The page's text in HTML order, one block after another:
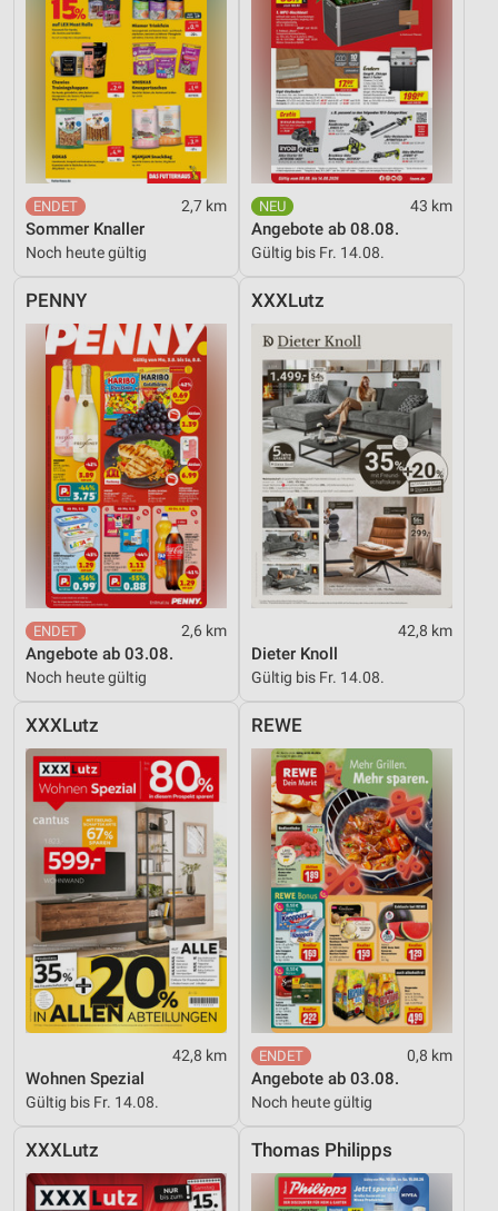
2,7 km
Sommer Knaller
Noch heute gültig
43 km
Angebote ab 08.08.
Gültig bis Fr. 14.08.
PENNY
2,6 km
Angebote ab 03.08.
Noch heute gültig
XXXLutz
42,8 km
Dieter Knoll
Gültig bis Fr. 14.08.
XXXLutz
42,8 km
Wohnen Spezial
Gültig bis Fr. 14.08.
REWE
0,8 km
Angebote ab 03.08.
Noch heute gültig
XXXLutz Thomas Philipps